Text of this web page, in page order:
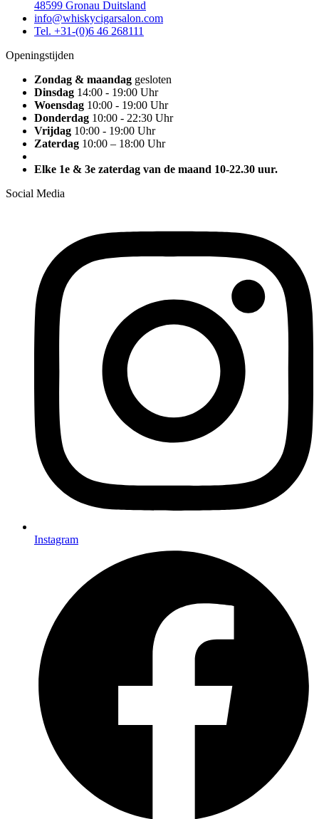
48599 Gronau Duitsland
info@whiskycigarsalon.com
Tel. +31-(0)6 46 268111
Openingstijden
Zondag & maandag gesloten
Dinsdag 14:00 - 19:00 Uhr
Woensdag 10:00 - 19:00 Uhr
Donderdag 10:00 - 22:30 Uhr
Vrijdag 10:00 - 19:00 Uhr
Zaterdag 10:00 – 18:00 Uhr
Elke 1e & 3e zaterdag van de maand 10-22.30 uur.
Social Media
Instagram